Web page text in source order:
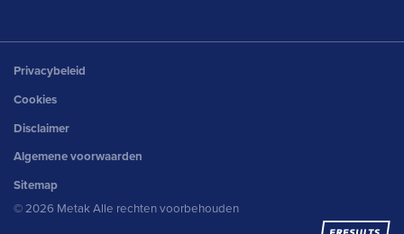
© 2026 Metak Alle rechten voorbehouden
Privacybeleid
Cookies
Disclaimer
Algemene voorwaarden
Sitemap